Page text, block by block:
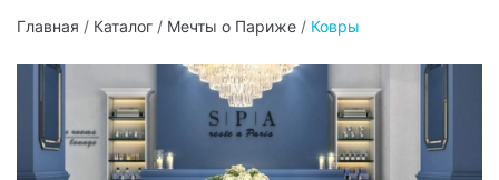
Главная / Каталог / Мечты о Париже / Ковры